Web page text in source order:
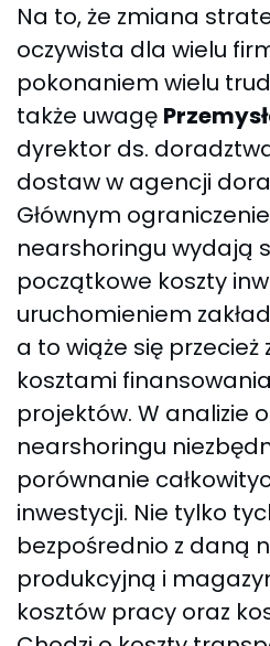
Na to, że zmiana
oczywista dla wielu
pokonaniem wielu
także uwagę
dyrektor ds.
dostaw w agencji
Głównym
nearshoringu wydają
początkowe koszty
uruchomieniem
a to wiąże się przecież
kosztami
projektów. W analizie
nearshoringu
porównanie
inwestycji. Nie tylko
bezpośrednio z daną
produkcyjną i
kosztów pracy oraz